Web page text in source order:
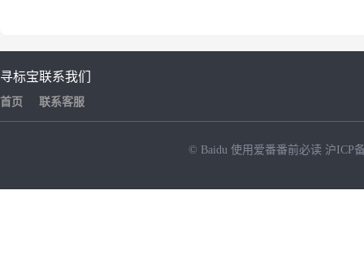
寻标宝
首页
联系我们
联系客服
© Baidu 使用爱番番前必读 沪ICP